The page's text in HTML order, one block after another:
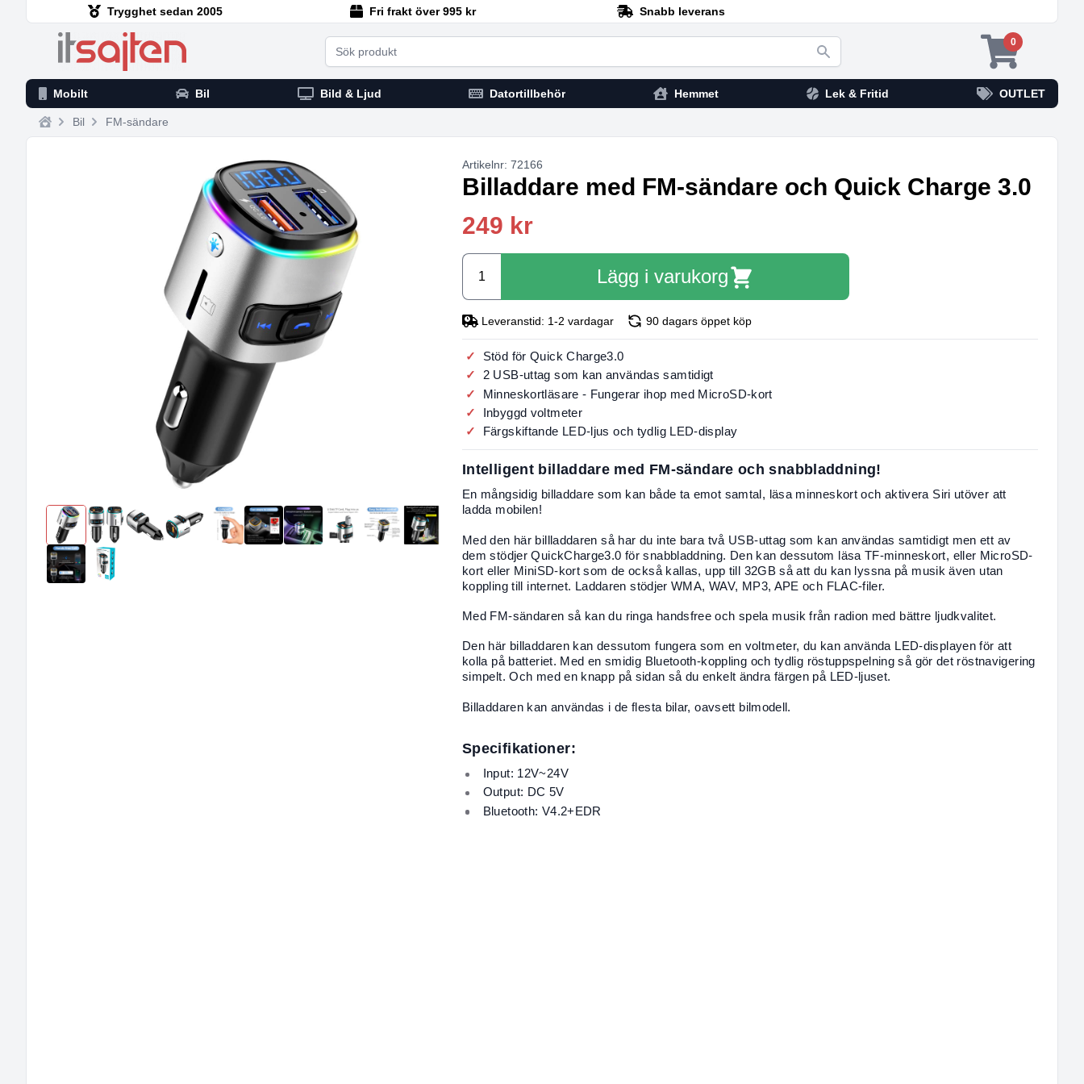
Trygghet sedan 2005 Fri frakt över 995 kr Snabb leverans
Search 0
Mobilt Bil Bild & Ljud Datortillbehör Hemmet Lek & Fritid OUTLET
Home
Bil FM-sändare
Artikelnr: 72166
Billaddare med FM‑sändare och Quick Charge 3.0
249 kr
Lägg i varukorg
Leveranstid: 1-2 vardagar 90 dagars öppet köp
Stöd för Quick Charge3.0
2 USB-uttag som kan användas samtidigt
Minneskortläsare - Fungerar ihop med MicroSD-kort
Inbyggd voltmeter
Färgskiftande LED-ljus och tydlig LED-display
Intelligent billaddare med FM-sändare och snabbladdning!
En mångsidig billaddare som kan både ta emot samtal, läsa minneskort och aktivera Siri utöver att
ladda mobilen!
Med den här billladdaren så har du inte bara två USB-uttag som kan användas samtidigt men ett av
dem stödjer QuickCharge3.0 för snabbladdning. Den kan dessutom läsa TF-minneskort, eller MicroSD-
kort eller MiniSD-kort som de också kallas, upp till 32GB så att du kan lyssna på musik även utan
koppling till internet. Laddaren stödjer WMA, WAV, MP3, APE och FLAC-filer.
Med FM-sändaren så kan du ringa handsfree och spela musik från radion med bättre ljudkvalitet.
Den här billaddaren kan dessutom fungera som en voltmeter, du kan använda LED-displayen för att
kolla på batteriet. Med en smidig Bluetooth-koppling och tydlig röstuppspelning så gör det röstnavigering
simpelt. Och med en knapp på sidan så du enkelt ändra färgen på LED-ljuset.
Billaddaren kan användas i de flesta bilar, oavsett bilmodell.
Specifikationer:
Input: 12V~24V
Output: DC 5V
Bluetooth: V4.2+EDR